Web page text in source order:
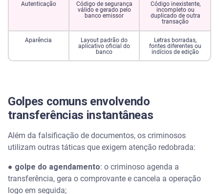
Autenticação
Código de segurança
válido e gerado pelo
banco emissor
Código inexistente,
incompleto ou
duplicado de outra
transação
Aparência
Layout padrão do
aplicativo oficial do
banco
Letras borradas,
fontes diferentes ou
indícios de edição
Golpes comuns envolvendo
transferências instantâneas
Além da falsificação de documentos, os criminosos
utilizam outras táticas que exigem atenção redobrada:
● golpe do agendamento: o criminoso agenda a
transferência, gera o comprovante e cancela a operação
logo em seguida;